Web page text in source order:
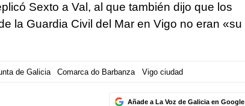
Sexto a Val, al que también dijo que los
la Guardia Civil del Mar en Vigo no eran «su
de Galicia Comarca do Barbanza Vigo ciudad
Añade a La Voz de Galicia en Google